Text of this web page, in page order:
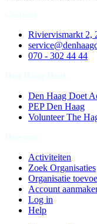
Riviervismarkt 2,
070 - 302 44 44
Den Haag Doet
PEP Den Haag
Volunteer The
Activiteiten
Zoek Organisaties
Organisatie
Account
Log in
Help